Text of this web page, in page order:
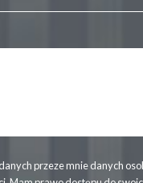
przeze mnie danych